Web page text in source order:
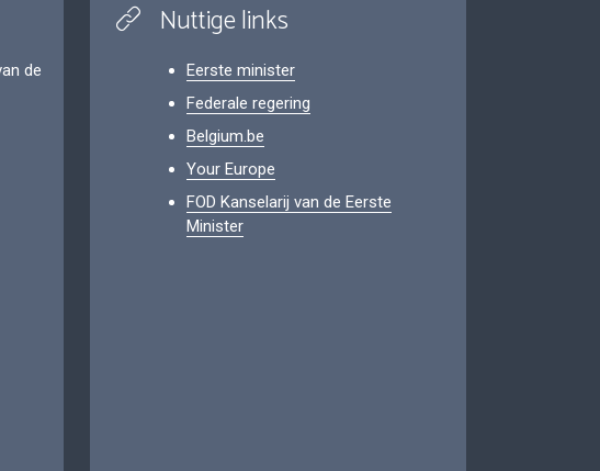
de
Nuttige links
Eerste minister
Federale regering
Belgium.be
Your Europe
FOD Kanselarij van de Eerste
Minister